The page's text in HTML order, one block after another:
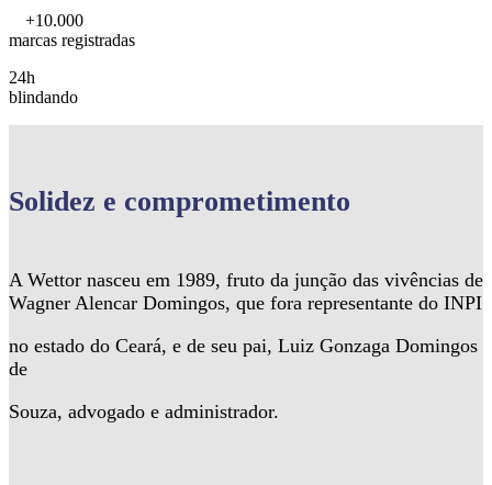
+10.000
marcas registradas
24h
blindando
Solidez e comprometimento
A Wettor nasceu em 1989, fruto da junção das vivências de
Wagner Alencar Domingos, que fora representante do INPI
no estado do Ceará, e de seu pai, Luiz Gonzaga Domingos
de
Souza, advogado e administrador.